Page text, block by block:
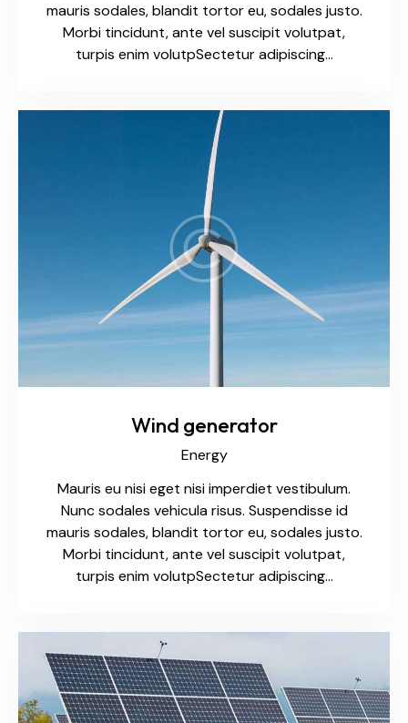
mauris sodales, blandit tortor eu, sodales justo.
Morbi tincidunt, ante vel suscipit volutpat,
turpis enim volutpSectetur adipiscing…
Wind generator
Energy
Mauris eu nisi eget nisi imperdiet vestibulum.
Nunc sodales vehicula risus. Suspendisse id
mauris sodales, blandit tortor eu, sodales justo.
Morbi tincidunt, ante vel suscipit volutpat,
turpis enim volutpSectetur adipiscing…